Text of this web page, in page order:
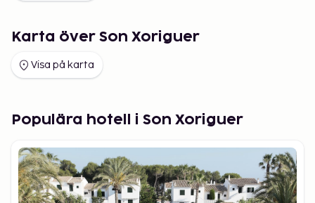
Karta över Son Xoriguer
Visa på karta
Populära hotell i Son Xoriguer